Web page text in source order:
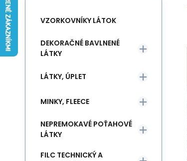
VZORKOVNÍKY LÁTOK
DEKORAČNÉ BAVLNENÉ
LÁTKY
LÁTKY, ÚPLET
MINKY, FLEECE
NEPREMOKAVÉ POŤAHOVÉ
LÁTKY
FILC TECHNICKÝ A